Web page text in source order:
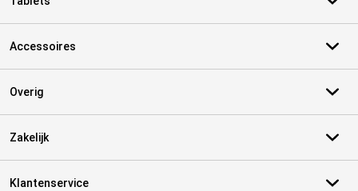
Accessoires
Overig
Zakelijk
Klantenservice